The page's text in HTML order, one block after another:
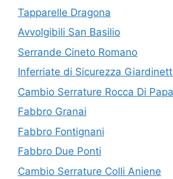
Tapparelle Dragona
Avvolgibili San Basilio
Serrande Cineto Romano
Inferriate di Sicurezza
Cambio Serrature Rocca Di Papa
Fabbro Granai
Fabbro Fontignani
Fabbro Due Ponti
Cambio Serrature Colli Aniene